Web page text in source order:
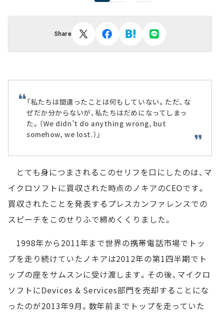
Share
「私たちは間違ったことは何もしていない。ただ、な
ぜだか分からないが、私たちはだめになってしまっ
た。（We didn't do anything wrong, but
somehow, we lost.）」
とても身につまされるこのセリフを口にしたのは、マ
イクロソフトに買収された時点のノキアのCEOです。
買収されたことを発表するプレスカンファレンスでの
スピーチをこのせりふで締めくくりました。
1998年から2011年まで世界の携帯電話市場でトッ
プを走り続けていたノキアは2012年の第1四半期でト
ップの座をサムスンに受け渡します。その後、マイクロ
ソフトにDevices & Services部門を売却することにな
ったのが2013年9月。数年前までトップを走っていた